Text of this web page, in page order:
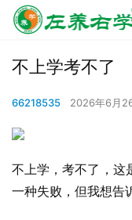
不上学考不了
66218535 2026年6月
不上学，考不了，这
一种失败，但我想告